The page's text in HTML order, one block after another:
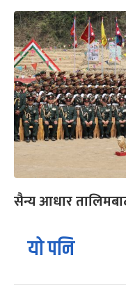
सैन्य आधार
यो पनि